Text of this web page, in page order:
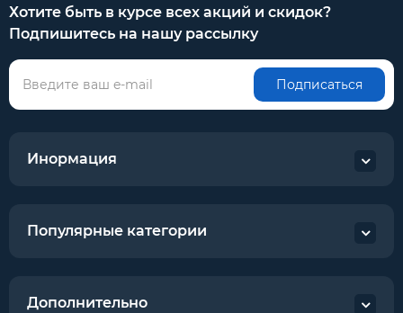
Хотите быть в курсе всех акций и скидок?
Подпишитесь на нашу рассылку
Подписаться
Инормация
Популярные категории
Дополнительно